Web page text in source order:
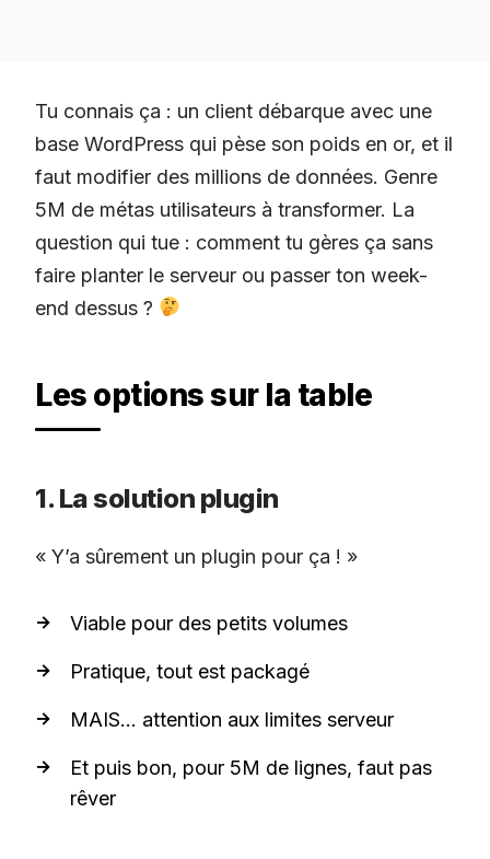
Tu connais ça : un client débarque avec une
base WordPress qui pèse son poids en or, et il
faut modifier des millions de données. Genre
5M de métas utilisateurs à transformer. La
question qui tue : comment tu gères ça sans
faire planter le serveur ou passer ton week-
end dessus ?
Les options sur la table
1. La solution plugin
« Y’a sûrement un plugin pour ça ! »
Viable pour des petits volumes
Pratique, tout est packagé
MAIS… attention aux limites serveur
Et puis bon, pour 5M de lignes, faut pas
rêver